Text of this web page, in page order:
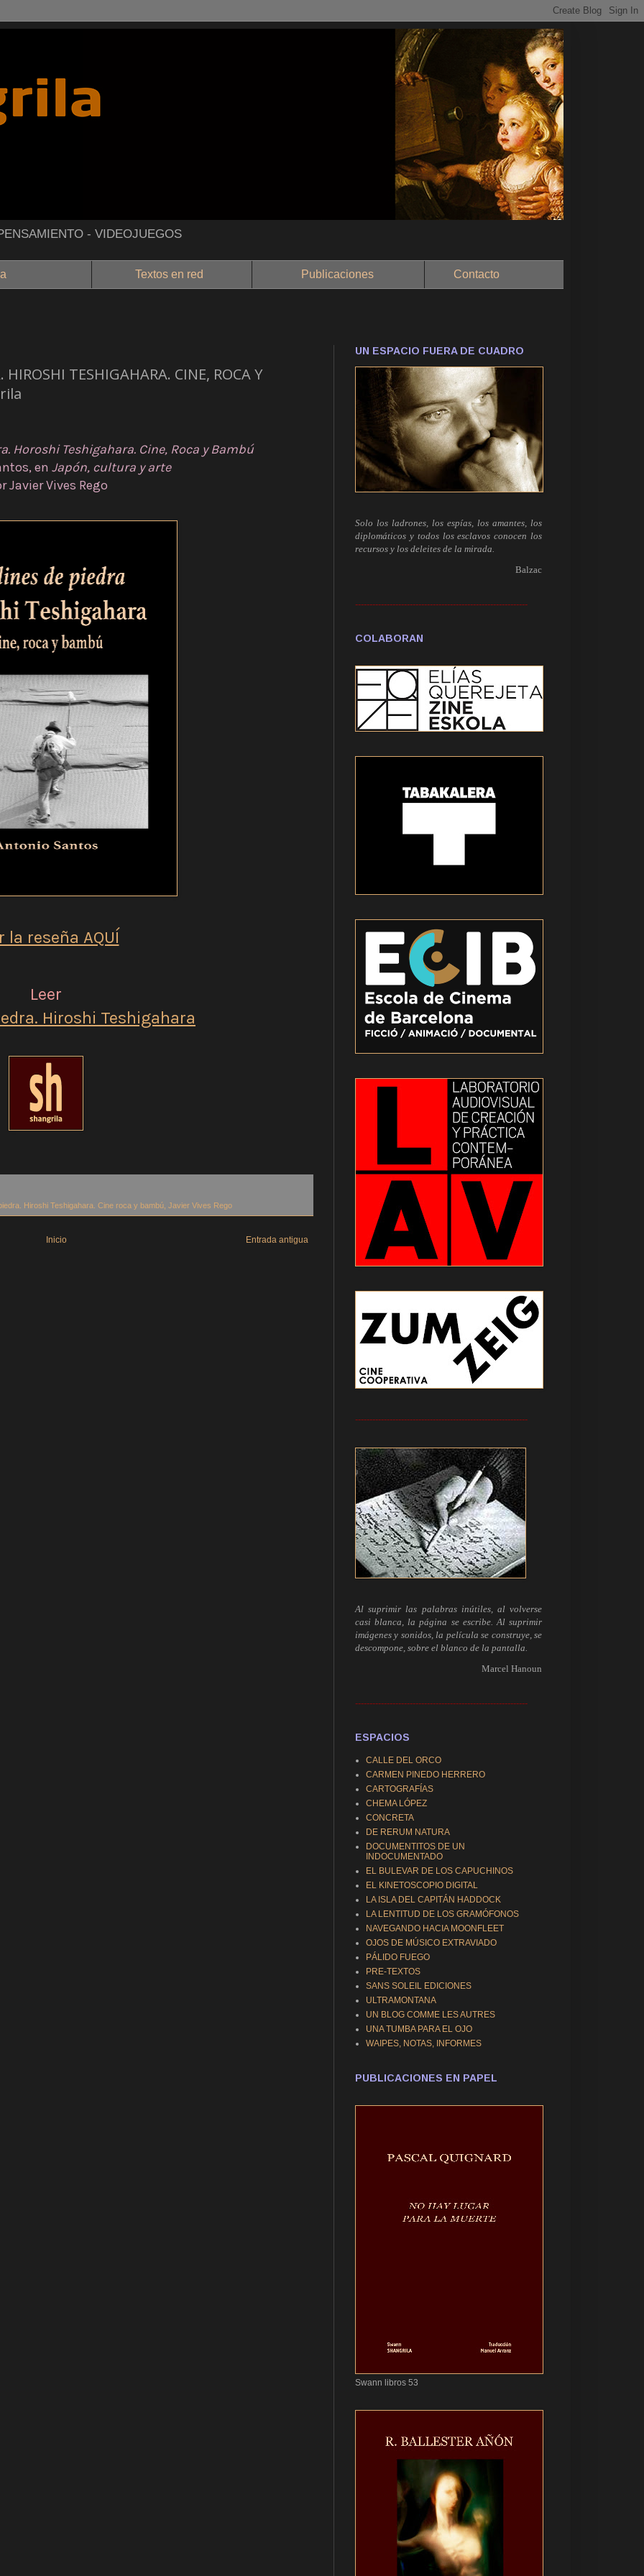
- VIDEOJUEGOS
Textos en red Publicaciones Contacto
HIROSHI TESHIGAHARA. CINE, ROCA Y
Horoshi Teshigahara. Cine, Roca y Bambú
en Japón, cultura y arte
Javier Vives Rego
la reseña AQUÍ
Leer
Hiroshi Teshigahara
Hiroshi Teshigahara. Cine roca y bambú Javier Vives Rego
Entrada antigua
Inicio
UN ESPACIO FUERA DE CUADRO
Solo los ladrones, los espías, los amantes, los
diplomáticos y todos los esclavos conocen los
recursos y los deleites de la mirada.
Balzac
------------------------------------------------------------
COLABORAN
------------------------------------------------------------
Al suprimir las palabras inútiles, al volverse
casi blanca, la página se escribe. Al suprimir
imágenes y sonidos, la película se construye, se
descompone, sobre el blanco de la pantalla.
Marcel Hanoun
------------------------------------------------------------
ESPACIOS
CALLE DEL ORCO
CARMEN PINEDO HERRERO
CARTOGRAFÍAS
CHEMA LÓPEZ
CONCRETA
DE RERUM NATURA
DOCUMENTITOS DE UN
INDOCUMENTADO
EL BULEVAR DE LOS CAPUCHINOS
EL KINETOSCOPIO DIGITAL
LA ISLA DEL CAPITÁN HADDOCK
LA LENTITUD DE LOS GRAMÓFONOS
NAVEGANDO HACIA MOONFLEET
OJOS DE MÚSICO EXTRAVIADO
PÁLIDO FUEGO
PRE-TEXTOS
SANS SOLEIL EDICIONES
ULTRAMONTANA
UN BLOG COMME LES AUTRES
UNA TUMBA PARA EL OJO
WAIPES, NOTAS, INFORMES
PUBLICACIONES EN PAPEL
Swann libros 53